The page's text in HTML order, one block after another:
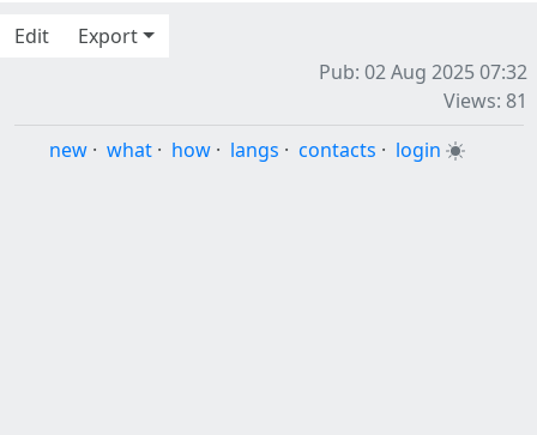
Edit
Export
Pub: 02 Aug 2025 07:32
Views: 81
new · what · how · langs · contacts · login